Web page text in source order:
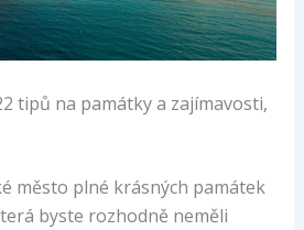
tipů na památky a zajímavosti,
město plné krásných památek
byste rozhodně neměli